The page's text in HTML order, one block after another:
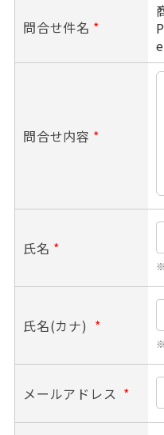
問合せ件名 *
問合せ内容 *
氏名 *
氏名(カナ) *
メールアドレス *